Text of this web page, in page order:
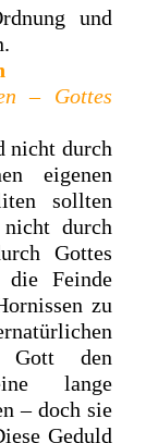
und
– Gottes
nicht durch
eigenen
sollten
durch
Gottes
Feinde
zu
Gott den
lange
– doch sie
Geduld